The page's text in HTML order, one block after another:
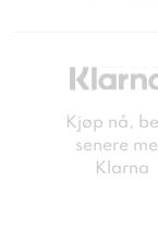
Kjøp nå,
senere
Klarna